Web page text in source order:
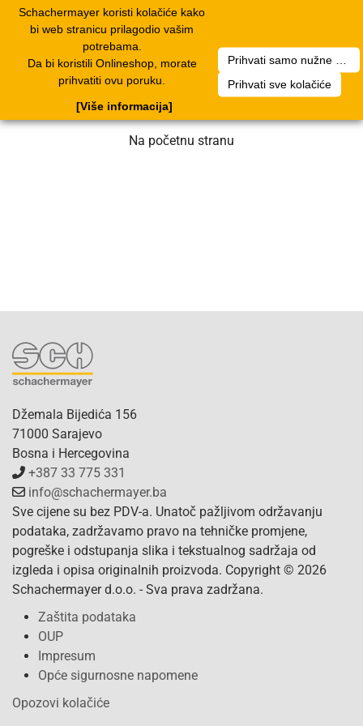
Schachermayer koristi kolačiće kako
bi web stranicu prilagodio vašim
potrebama.
Da bi koristili Onlineshop, morate
prihvatiti ovu poruku.
Prihvati sve kolačiće
[Više informacija]
Nažalost, došlo je do greške. Naš tim
radi na rješenju. Molimo za strpljenje.
Na početnu stranu
Džemala Bijedića 156
71000 Sarajevo
Bosna i Hercegovina
+387 33 775 331
info@schachermayer.ba
Sve cijene su bez PDV-a. Unatoč pažljivom održavanju
podataka, zadržavamo pravo na tehničke promjene,
pogreške i odstupanja slika i tekstualnog sadržaja od
izgleda i opisa originalnih proizvoda. Copyright © 2026
Schachermayer d.o.o. - Sva prava zadržana.
Zaštita podataka
OUP
Impresum
Opće sigurnosne napomene
Opozovi kolačiće